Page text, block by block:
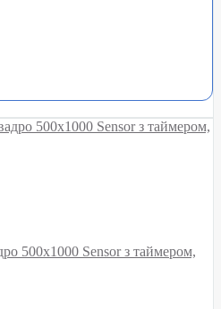
500х1000 Sensor з таймером,